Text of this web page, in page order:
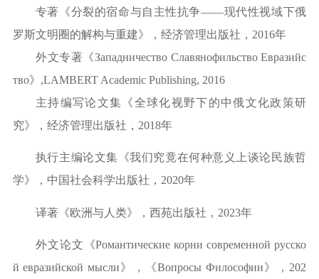
专著《分裂的宿命与自主性抗争——现代性视域下俄
罗斯文明圈的解构与重建》，经济管理出版社，2016年
外文专著《Западничество Славянофильство Евразийс
тво》 ,LAMBERT Academic Publishing, 2016
主持编写论文集 《全球化视野下的中俄文化政策研
究》， 经济管理出版社， 2018年
执行主编论文集《我们究竟在何种意义上谈论民族哲
学》，中国社会科学出版社， 2020年
译著《欧洲与人类》，西苑出版社， 2023年
外文论文《Романтические корни современной русско
й евразийской мысли》 ，《Вопросы Философии》， 202